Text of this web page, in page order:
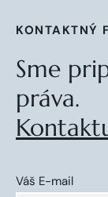
KONTAKTNÝ
Sme
práva.
Váš E-mail